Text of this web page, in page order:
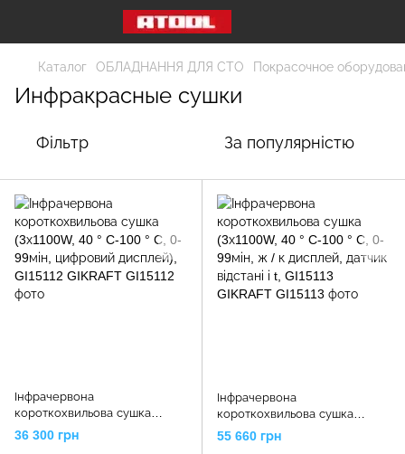
Каталог ОБЛАДНАННЯ ДЛЯ СТО Покрасочное
Инфракрасные сушки
Фільтр За популярністю
Інфрачервона
короткохвильова сушка
(3х1100W, 40 ° C-100 ° C, 0-
99мін, цифровий дисплей),
36 300 грн
Інфрачервона
короткохвильова сушка
(3х1100W, 40 ° C-100 ° C, 0-
99мін, ж / к дисплей, датчик
55 660 грн